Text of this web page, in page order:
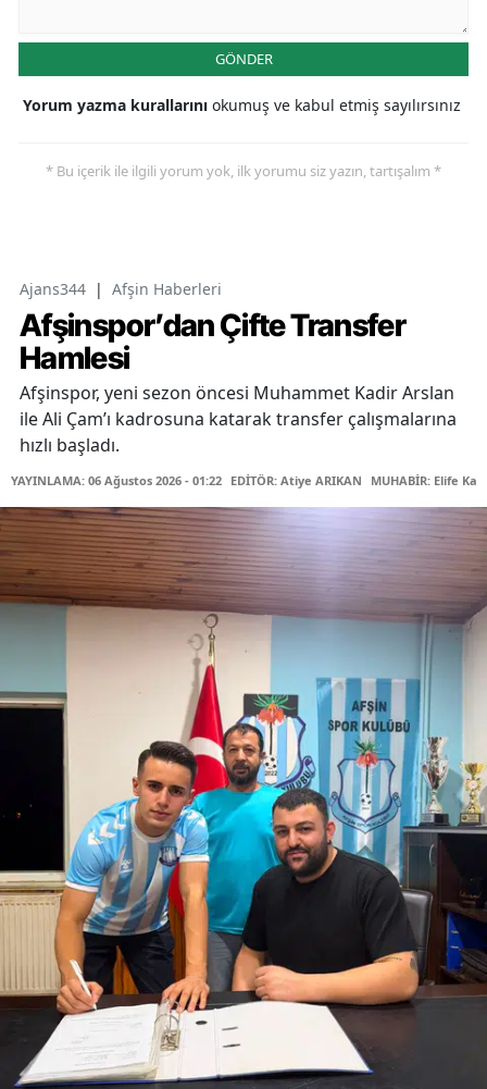
GÖNDER
Yorum yazma kurallarını okumuş ve kabul etmiş sayılırsınız
* Bu içerik ile ilgili yorum yok, ilk yorumu siz yazın, tartışalım *
Ajans344 | Afşin Haberleri
Afşinspor’dan Çifte Transfer
Hamlesi
Afşinspor, yeni sezon öncesi Muhammet Kadir Arslan
ile Ali Çam’ı kadrosuna katarak transfer çalışmalarına
hızlı başladı.
YAYINLAMA: 06 Ağustos 2026 - 01:22 EDİTÖR: Atiye ARIKAN MUHABİR: Elife